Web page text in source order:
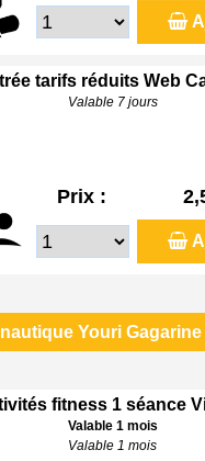
tarifs réduits Web
Valable 7 jours
Prix :
Youri
fitness 1 séance
Valable 1 mois
Valable 1 mois